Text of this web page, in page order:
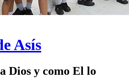
Asís
Dios y como El lo